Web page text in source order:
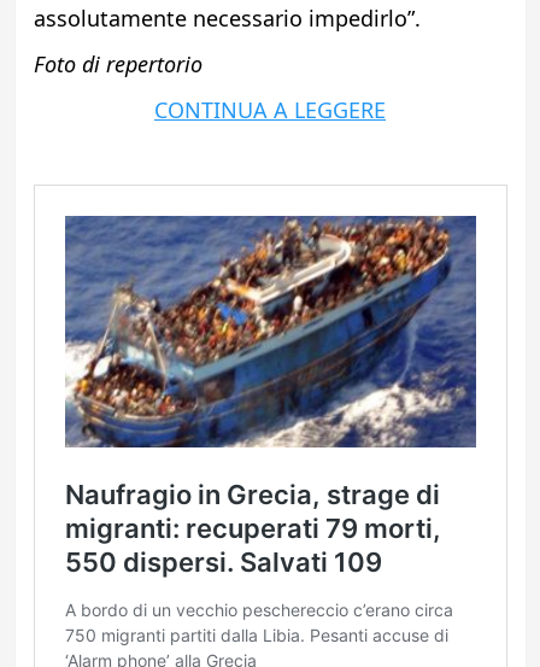
assolutamente necessario impedirlo”.
Foto di repertorio
CONTINUA A LEGGERE